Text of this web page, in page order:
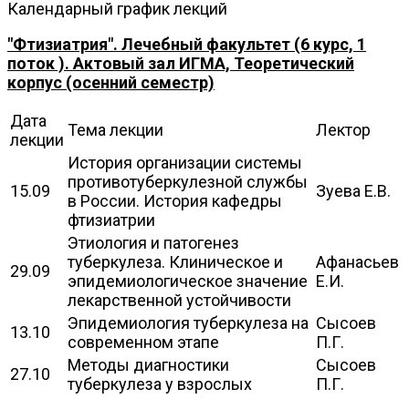
Календарный график лекций
"Фтизиатрия". Лечебный факультет (6 курс, 1
поток ). Актовый зал ИГМА, Теоретический
корпус (осенний семестр)
Дата
лекции
Тема лекции Лектор
15.09
История организации системы
противотуберкулезной службы
в России. История кафедры
фтизиатрии
Зуева Е.В.
29.09
Этиология и патогенез
туберкулеза. Клиническое и
эпидемиологическое значение
лекарственной устойчивости
Афанасьев
Е.И.
13.10
Эпидемиология туберкулеза на
современном этапе
Сысоев
П.Г.
27.10
Методы диагностики
туберкулеза у взрослых
Сысоев
П.Г.